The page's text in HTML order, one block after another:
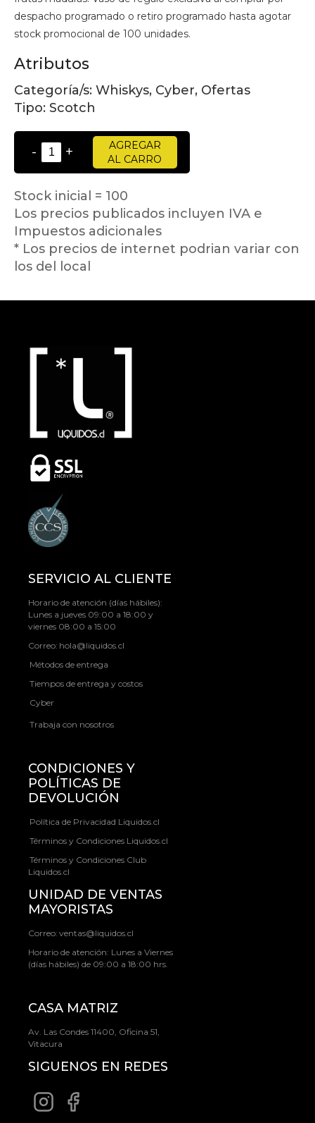
despacho programado o retiro programado hasta agotar
stock promocional de 100 unidades.
Atributos
Categoría/s: Whiskys, Cyber, Ofertas
Tipo: Scotch
- +
AGREGAR
AL CARRO
Stock inicial = 100
Los precios publicados incluyen IVA e
Impuestos adicionales
* Los precios de internet podrian variar con
los del local
SERVICIO AL CLIENTE
Horario de atención (días hábiles):
Lunes a jueves 09:00 a 18:00 y
viernes 08:00 a 15:00
Correo: hola@liquidos.cl
Métodos de entrega
Tiempos de entrega y costos
Cyber
Trabaja con nosotros
CONDICIONES Y
POLÍTICAS DE
DEVOLUCIÓN
Política de Privacidad Liquidos.cl
Términos y Condiciones Liquidos.cl
Términos y Condiciones Club
Liquidos.cl
UNIDAD DE VENTAS
MAYORISTAS
Correo: ventas@liquidos.cl
Horario de atención: Lunes a Viernes
(días hábiles) de 09:00 a 18:00 hrs.
CASA MATRIZ
Av. Las Condes 11400, Oficina 51,
Vitacura
SIGUENOS EN REDES